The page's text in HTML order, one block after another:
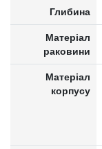
Глибина
Матеріал
раковини
Матеріал
корпусу